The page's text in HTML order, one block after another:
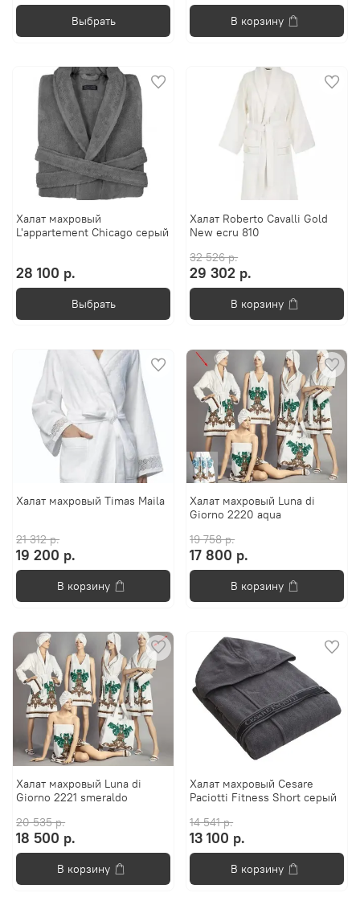
Выбрать В корзину
Халат махровый
L'appartement Chicago серый
28 100 р.
Выбрать
Халат Roberto Cavalli Gold
New ecru 810
32 526 р.
29 302 р.
В корзину
Халат махровый Timas Maila
21 312 р.
19 200 р.
В корзину
Халат махровый Luna di
Giorno 2220 aqua
19 758 р.
17 800 р.
В корзину
Халат махровый Luna di
Giorno 2221 smeraldo
20 535 р.
18 500 р.
В корзину
Халат махровый Cesare
Paciotti Fitness Short серый
14 541 р.
13 100 р.
В корзину